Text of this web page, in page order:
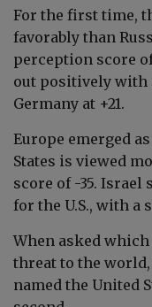
For the first time,
favorably than
perception score
out positively with
Germany at +21.
Europe emerged
States is viewed
score of -35.
for the U.S., with a
When asked
threat to the
named the United